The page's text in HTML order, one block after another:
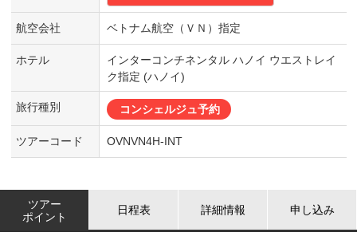
航空会社 ベトナム航空（ＶＮ）指定
ホテル
インターコンチネンタル ハノイ ウエストレイ
ク指定 (ハノイ)
旅行種別 コンシェルジュ予約
ツアーコード OVNVN4H-INT
ツアー
ポイント
日程表 詳細情報 申し込み